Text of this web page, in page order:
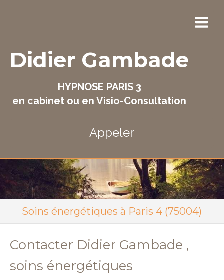
Didier Gambade
HYPNOSE PARIS 3
en cabinet ou en Visio-Consultation
Appeler
Soins énergétiques à Paris 4 (75004)
Contacter Didier Gambade ,
soins énergétiques